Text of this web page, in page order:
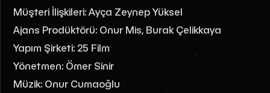
Müşteri İlişkileri: Ayça Zeynep Yüksel
Ajans Prodüktörü: Onur Mis, Burak Çelikkaya
Yapım Şirketi: 25 Film
Yönetmen: Ömer Sinir
Müzik: Onur Cumaoğlu